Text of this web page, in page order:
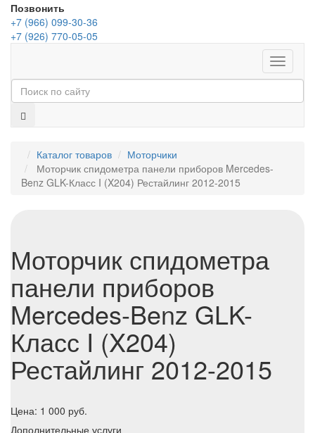
Позвонить
+7 (966) 099-30-36
+7 (926) 770-05-05
Меню
Каталог товаров
Моторчики
Моторчик спидометра панели приборов Mercedes-
Benz GLK-Класс I (X204) Рестайлинг 2012-2015
Моторчик спидометра
панели приборов
Mercedes-Benz GLK-
Класс I (X204)
Рестайлинг 2012-2015
Цена: 1 000 руб.
Дополнительные услуги